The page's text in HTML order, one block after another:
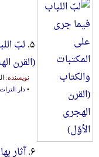
۵. لبّ
(القرن
نویسنده:
• دار التراث
۶. آثار